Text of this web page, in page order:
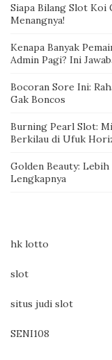
Siapa Bilang Slot Koi
Menangnya!
Kenapa Banyak
Admin Pagi? Ini
Bocoran Sore Ini:
Gak Boncos
Burning Pearl Slot:
Berkilau di Ufuk
Golden Beauty:
Lengkapnya
hk lotto
slot
situs judi slot
SENI108